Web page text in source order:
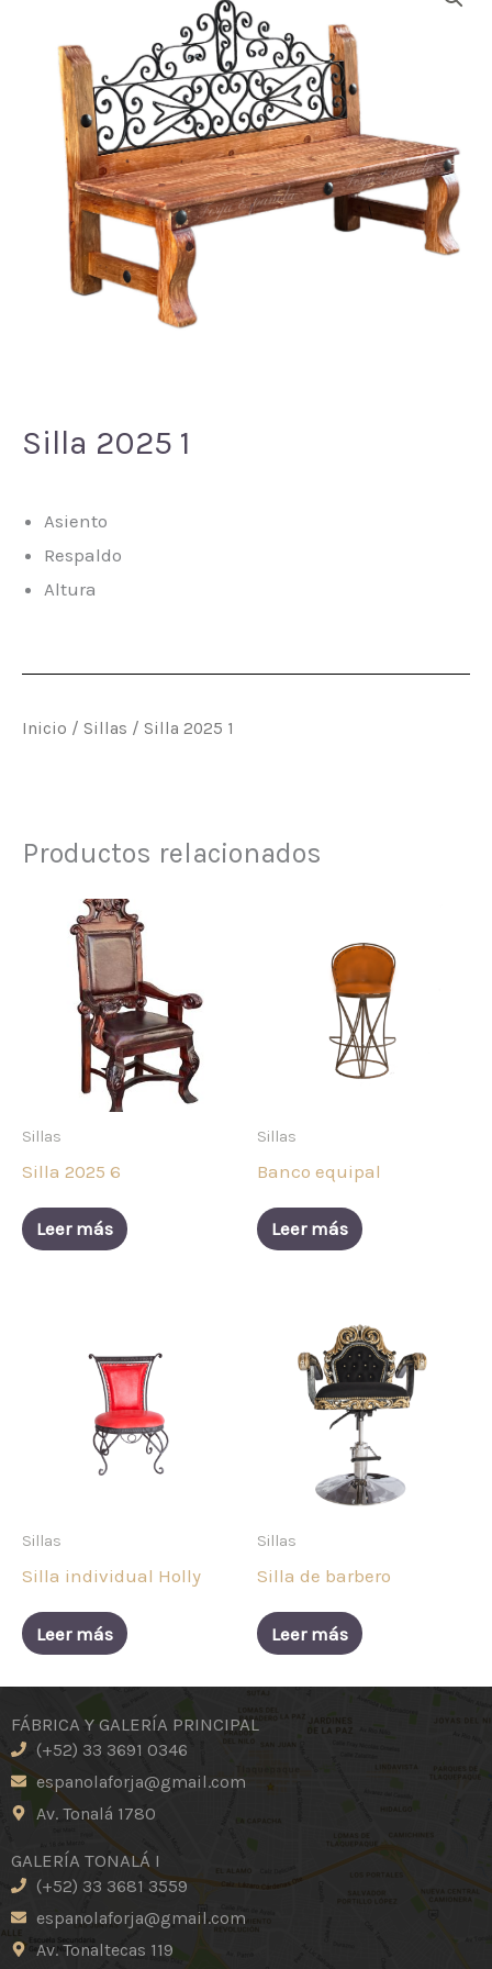
Silla 2025 1
Asiento
Respaldo
Altura
Inicio / Sillas / Silla 2025 1
Productos relacionados
Sillas
Silla 2025 6
Leer más
Sillas
Banco equipal
Leer más
Sillas
Silla individual Holly
Leer más
Sillas
Silla de barbero
Leer más
FÁBRICA Y GALERÍA PRINCIPAL
(+52) 33 3691 0346
espanolaforja@gmail.com
Av. Tonalá 1780
GALERÍA TONALÁ I
(+52) 33 3681 3559
espanolaforja@gmail.com
Av. Tonaltecas 119